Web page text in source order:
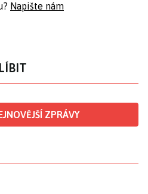
Napište nám
ZPRÁVY